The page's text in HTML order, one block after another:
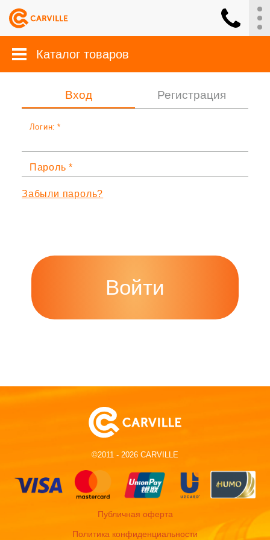
Каталог товаров
Вход Регистрация
Логин:
Пароль
Забыли пароль?
©2011 - 2026 CARVILLE
Публичная оферта
Политика конфиденциальности